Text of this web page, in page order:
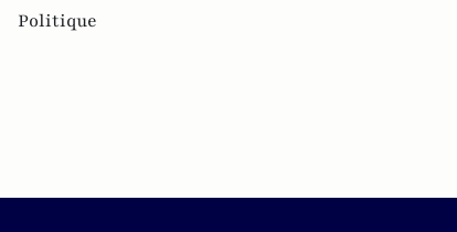
Politique